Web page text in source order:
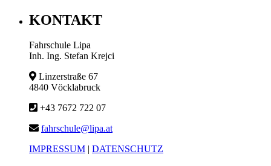
KONTAKT
Fahrschule Lipa
Inh. Ing. Stefan Krejci
Linzerstraße 67
4840 Vöcklabruck
+43 7672 722 07
fahrschule@lipa.at
IMPRESSUM | DATENSCHUTZ